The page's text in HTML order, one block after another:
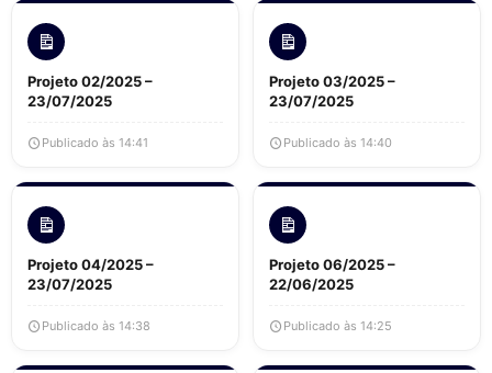
Projeto 02/2025 –
23/07/2025
Publicado às 14:41
Projeto 03/2025 –
23/07/2025
Publicado às 14:40
Projeto 04/2025 –
23/07/2025
Publicado às 14:38
Projeto 06/2025 –
22/06/2025
Publicado às 14:25